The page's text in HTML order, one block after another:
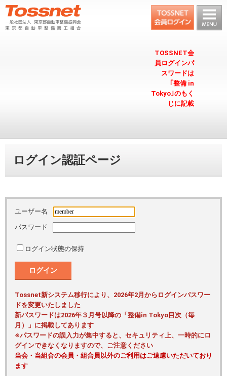
TOSSNET会
員ログインパ
スワードは
｢整備 in
Tokyo｣のもく
じに記載
ログイン認証ページ
ユーザー名
パスワード
ログイン状態の保持
ログイン
Tossnet新システム移行により、2026年2月からログインパスワー
ドを変更いたしました
新パスワードは2026年３月号以降の「整備in Tokyo目次（毎
月）」に掲載してあります
※パスワードの誤入力が集中すると、セキュリティ上、一時的にロ
グインできなくなりますので、ご注意ください
当会・当組合の会員・組合員以外のご利用はご遠慮いただいており
ます